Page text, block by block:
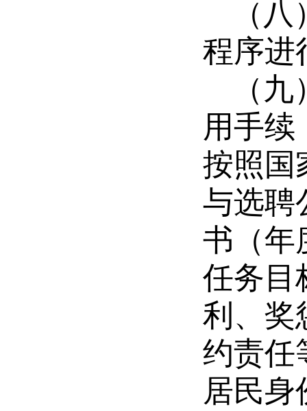
（
程序进
（
用手续
按照国
与选聘
书（年
任务目
利、奖
约责任
居民身